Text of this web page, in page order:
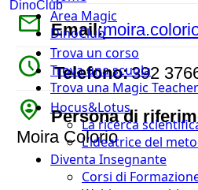
Area Magic
DinoClub
Trova un corso
Trova una scuola
Trova una Magic Teacher
Hocus&Lotus
La ricerca
L’ideatrice del
Diventa Insegnante
Corsi di
DinoClub
mail Email:
watch_later Telefono:392
person_pin_circle Persona di
Moira Colorio